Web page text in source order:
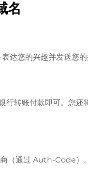
名
达您的兴趣并发送您的
行转账付款即可。您还
（通过 Auth-Code）。